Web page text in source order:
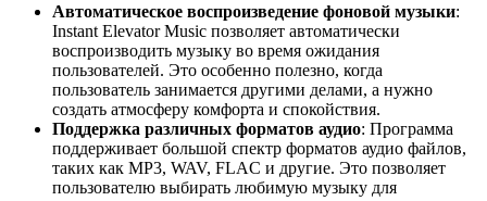
Автоматическое воспроизведение фоновой музыки:
Instant Elevator Music позволяет автоматически
воспроизводить музыку во время ожидания
пользователей. Это особенно полезно, когда
пользователь занимается другими делами, а нужно
создать атмосферу комфорта и спокойствия.
Поддержка различных форматов аудио: Программа
поддерживает большой спектр форматов аудио файлов,
таких как MP3, WAV, FLAC и другие. Это позволяет
пользователю выбирать любимую музыку для